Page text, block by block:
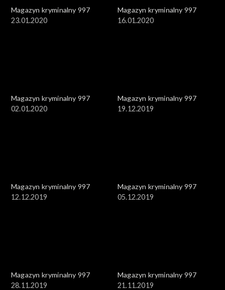
Magazyn kryminalny 997
23.01.2020
Magazyn kryminalny 997
16.01.2020
Magazyn kryminalny 997
02.01.2020
Magazyn kryminalny 997
19.12.2019
Magazyn kryminalny 997
12.12.2019
Magazyn kryminalny 997
05.12.2019
Magazyn kryminalny 997
28.11.2019
Magazyn kryminalny 997
21.11.2019